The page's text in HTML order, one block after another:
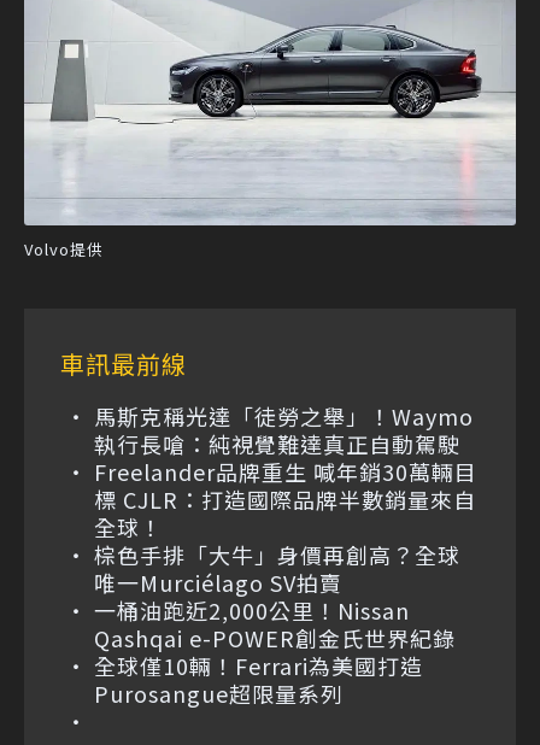
Volvo提供
車訊最前線
馬斯克稱光達「徒勞之舉」！Waymo
執行長嗆：純視覺難達真正自動駕駛
Freelander品牌重生 喊年銷30萬輛目
標 CJLR：打造國際品牌半數銷量來自
全球！
棕色手排「大牛」身價再創高？全球
唯一Murciélago SV拍賣
一桶油跑近2,000公里！Nissan
Qashqai e-POWER創金氏世界紀錄
全球僅10輛！Ferrari為美國打造
Purosangue超限量系列